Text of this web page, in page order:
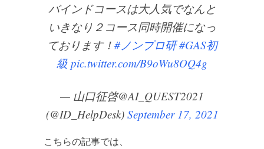
バインドコースは大人気でなんと
いきなり２コース同時開催になっ
ております！ #ノンプロ研 #GAS初
級 pic.twitter.com/B9oWu8OQ4g
— 山口征啓@AI_QUEST2021
(@ID_HelpDesk) September 17, 2021
こちらの記事では、